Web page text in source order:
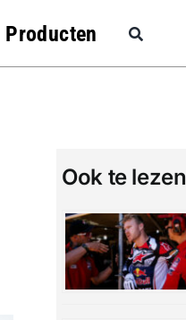
Producten
Ook te lezen